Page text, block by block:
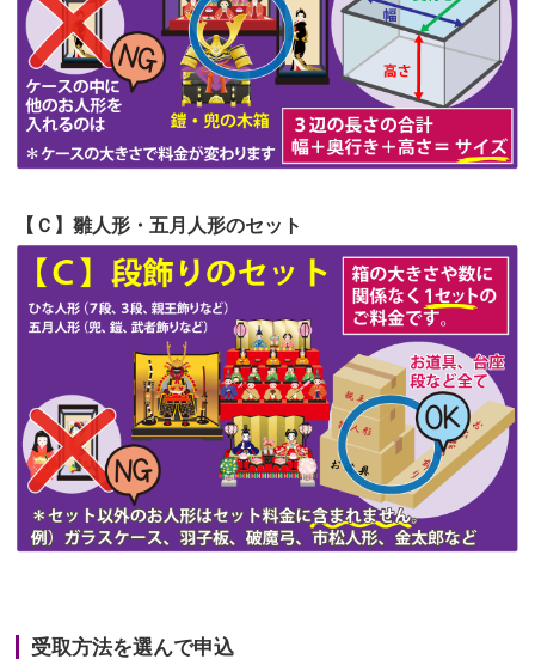
第53回人形供養祭令和4年7月1日(金)
第52回人形供養祭令和4年5月17日(火)
第51回人形供養祭令和4年4月18日(月)
第50回人形供養祭令和4年3月15日(火)
第49回人形供養祭令和4年1月17日(月)
第48回人形供養祭令和3年12月3日(金)
第47回人形供養祭 令和3年10月11日(月)
第46回人形供養祭 令和3年9月13日(月)
第45回人形供養祭令和3年7月12日(月)
第44回人形供養祭令和3年6月3日(木)
第43回人形供養祭令和3年4月23日(金)
【Ｃ】雛人形・五月人形のセット
受取方法を選んで申込